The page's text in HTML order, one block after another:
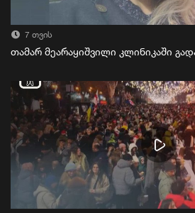
7 თვის
თამარ მეარაყიშვილი კლინიკაში